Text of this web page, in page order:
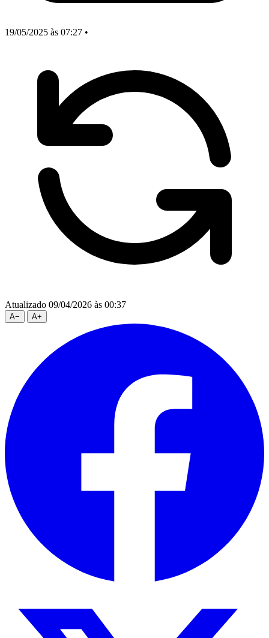
19/05/2025 às 07:27 •
Atualizado 09/04/2026 às 00:37
A− A+